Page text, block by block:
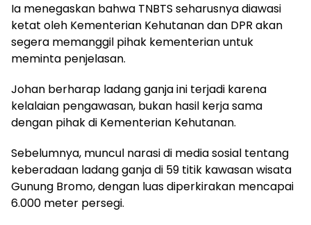
Ia menegaskan bahwa TNBTS seharusnya diawasi
ketat oleh Kementerian Kehutanan dan DPR akan
segera memanggil pihak kementerian untuk
meminta penjelasan.
Johan berharap ladang ganja ini terjadi karena
kelalaian pengawasan, bukan hasil kerja sama
dengan pihak di Kementerian Kehutanan.
Sebelumnya, muncul narasi di media sosial tentang
keberadaan ladang ganja di 59 titik kawasan wisata
Gunung Bromo, dengan luas diperkirakan mencapai
6.000 meter persegi.